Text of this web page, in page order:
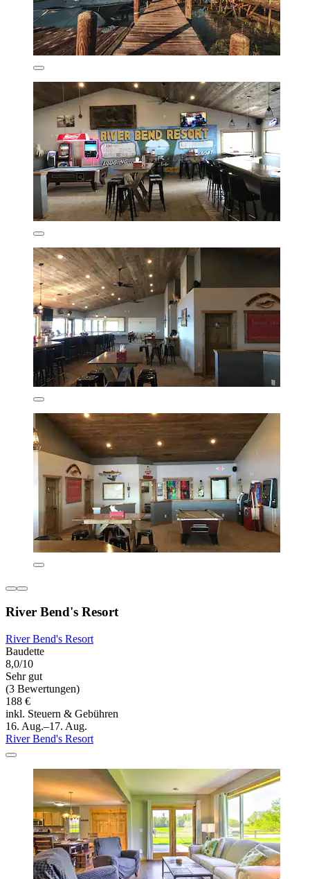
River Bend's Resort
River Bend's Resort
Baudette
8,0/10
Sehr gut
(3 Bewertungen)
188 €
inkl. Steuern & Gebühren
16. Aug.–17. Aug.
River Bend's Resort